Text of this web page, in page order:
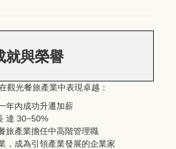
就與榮譽
觀光餐旅產業中表現卓越：
年內成功升遷加薪
達 30−50%
旅產業擔任中高階管理職
，成為引領產業發展的企業家